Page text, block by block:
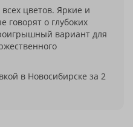
цветов. Яркие и
говорят о глубоких
вариант для
в Новосибирске за 2